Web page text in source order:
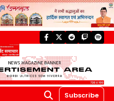
facebook
twitterreddittwitch
Subscribe